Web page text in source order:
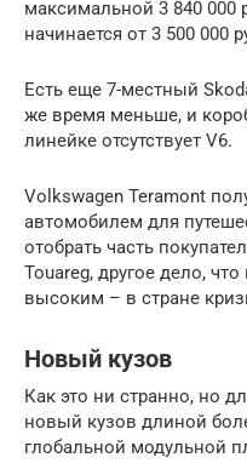
максимальной 3 840 000
начинается от 3 500 000
Есть еще 7-местный
же время меньше, и
линейке отсутствует V6.
Volkswagen Teramont
автомобилем для
отобрать часть
Touareg, другое дело,
высоким – в стране
Новый кузов
Как это ни странно, но
новый кузов длиной
глобальной модульной